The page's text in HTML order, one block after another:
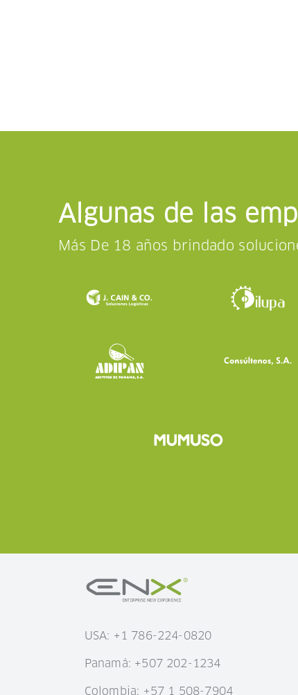
Algunas de las
Más De 18 años brindado
USA: +1 786-224-0820
Panamá: +507 202-1234
Colombia: +57 1 508-7904